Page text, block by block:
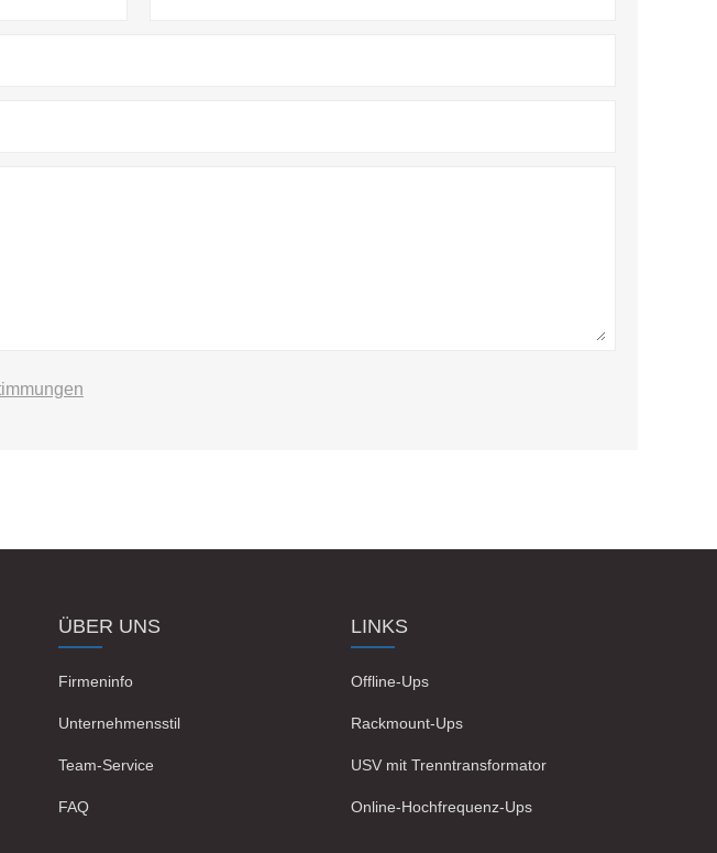
ÜBER UNS
Firmeninfo
Unternehmensstil
Team-Service
FAQ
LINKS
Offline-Ups
Rackmount-Ups
USV mit Trenntransformator
Online-Hochfrequenz-Ups